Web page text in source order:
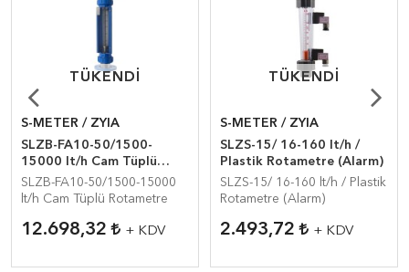
TÜKENDI
TÜKENDI
S-METER / ZYIA
SLZB-FA10-50/1500-
15000 lt/h Cam Tüplü
Rotametre
SLZB-FA10-50/1500-15000
lt/h Cam Tüplü Rotametre
12.698,32 + KDV
TÜKENDI
TÜKENDI
S-METER / ZYIA
SLZS-15/ 16-160 lt/h /
Plastik Rotametre (Alarm)
SLZS-15/ 16-160 lt/h / Plastik
Rotametre (Alarm)
2.493,72 + KDV